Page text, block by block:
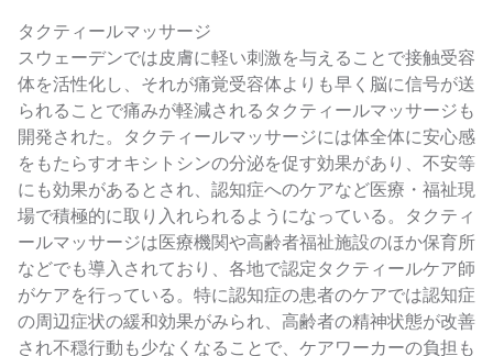
タクティールマッサージ
スウェーデンでは皮膚に軽い刺激を与えることで接触受容
体を活性化し、それが痛覚受容体よりも早く脳に信号が送
られることで痛みが軽減されるタクティールマッサージも
開発された。タクティールマッサージには体全体に安心感
をもたらすオキシトシンの分泌を促す効果があり、不安等
にも効果があるとされ、認知症へのケアなど医療・福祉現
場で積極的に取り入れられるようになっている。タクティ
ールマッサージは医療機関や高齢者福祉施設のほか保育所
などでも導入されており、各地で認定タクティールケア師
がケアを行っている。特に認知症の患者のケアでは認知症
の周辺症状の緩和効果がみられ、高齢者の精神状態が改善
され不穏行動も少なくなることで、ケアワーカーの負担も